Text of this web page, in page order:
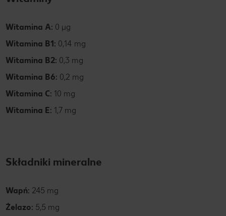
Witamina A: 0 µg
Witamina B1: 0,14 mg
Witamina B2: 0,3 mg
Witamina B6: 0,2 mg
Witamina C: 10 mg
Witamina E: 1,7 mg
Składniki mineralne
Wapń: 245 mg
Żelazo: 5,5 mg